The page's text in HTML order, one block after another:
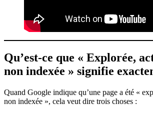
Qu’est-ce que « Explorée,
non indexée » signifie
Quand Google indique qu’une page a été «
non indexée », cela veut dire trois choses :